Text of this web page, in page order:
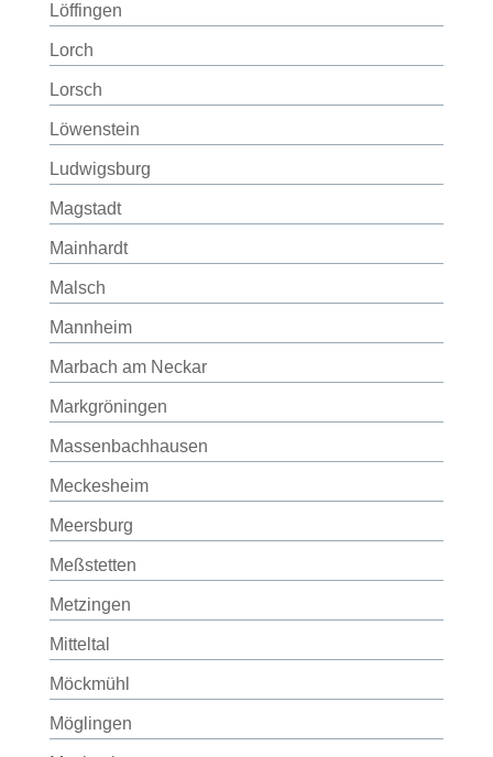
Löffingen
Lorch
Lorsch
Löwenstein
Ludwigsburg
Magstadt
Mainhardt
Malsch
Mannheim
Marbach am Neckar
Markgröningen
Massenbachhausen
Meckesheim
Meersburg
Meßstetten
Metzingen
Mitteltal
Möckmühl
Möglingen